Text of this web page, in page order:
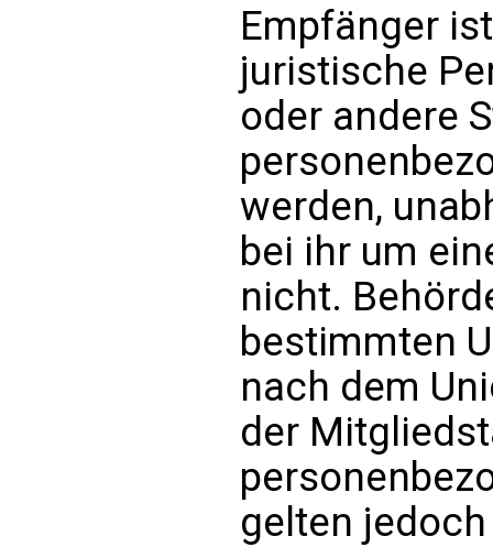
Empfänger
juristische
oder andere
werden,
bei ihr um
nicht.
bestimmten
nach dem
der
gelten